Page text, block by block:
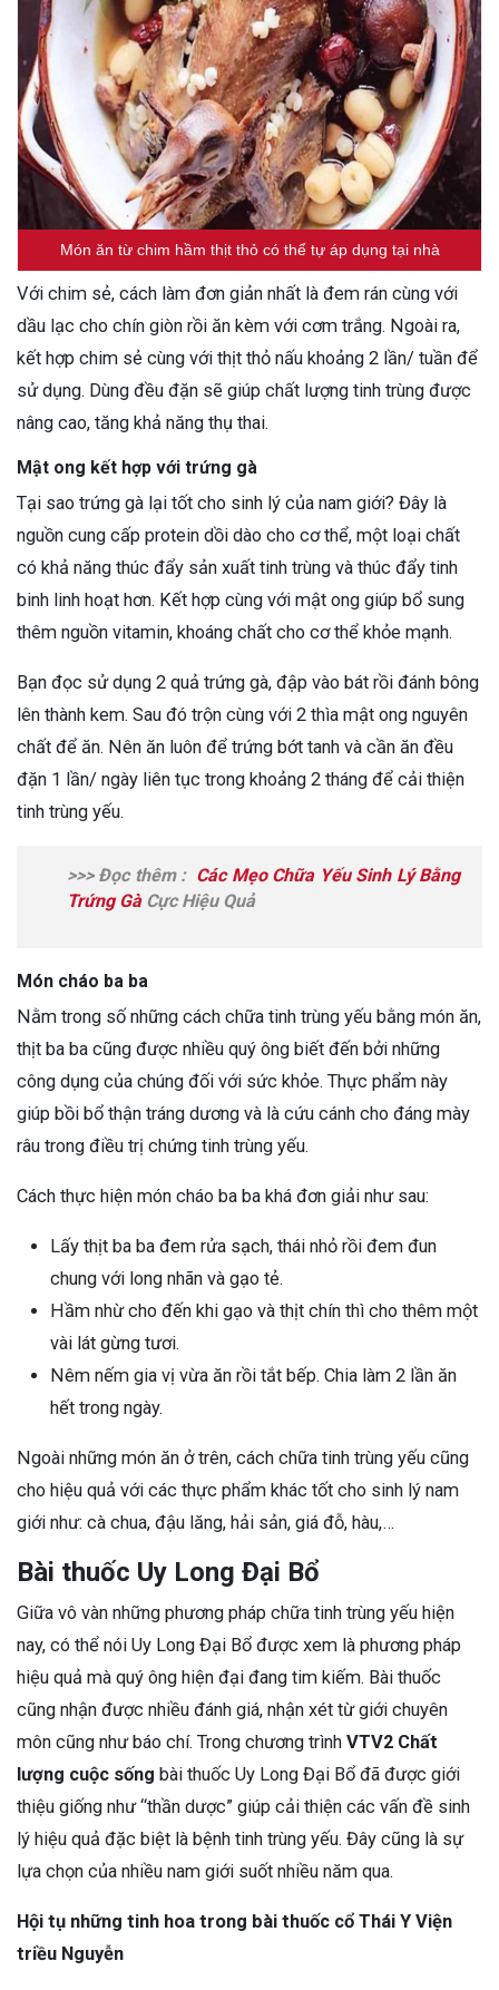
Món ăn từ chim hầm thịt thỏ có thể tự áp dụng tại nhà
Với chim sẻ, cách làm đơn giản nhất là đem rán cùng với
dầu lạc cho chín giòn rồi ăn kèm với cơm trắng. Ngoài ra,
kết hợp chim sẻ cùng với thịt thỏ nấu khoảng 2 lần/ tuần để
sử dụng. Dùng đều đặn sẽ giúp chất lượng tinh trùng được
nâng cao, tăng khả năng thụ thai.
Mật ong kết hợp với trứng gà
Tại sao trứng gà lại tốt cho sinh lý của nam giới? Đây là
nguồn cung cấp protein dồi dào cho cơ thể, một loại chất
có khả năng thúc đẩy sản xuất tinh trùng và thúc đẩy tinh
binh linh hoạt hơn. Kết hợp cùng với mật ong giúp bổ sung
thêm nguồn vitamin, khoáng chất cho cơ thể khỏe mạnh.
Bạn đọc sử dụng 2 quả trứng gà, đập vào bát rồi đánh bông
lên thành kem. Sau đó trộn cùng với 2 thìa mật ong nguyên
chất để ăn. Nên ăn luôn để trứng bớt tanh và cần ăn đều
đặn 1 lần/ ngày liên tục trong khoảng 2 tháng để cải thiện
tinh trùng yếu.
>>> Đọc thêm : Các Mẹo Chữa Yếu Sinh Lý Bằng
Trứng GàCực Hiệu Quả
Món cháo ba ba
Nằm trong số những cách chữa tinh trùng yếu bằng món ăn,
thịt ba ba cũng được nhiều quý ông biết đến bởi những
công dụng của chúng đối với sức khỏe. Thực phẩm này
giúp bồi bổ thận tráng dương và là cứu cánh cho đáng mày
râu trong điều trị chứng tinh trùng yếu.
Cách thực hiện món cháo ba ba khá đơn giải như sau:
Lấy thịt ba ba đem rửa sạch, thái nhỏ rồi đem đun
chung với long nhãn và gạo tẻ.
Hầm nhừ cho đến khi gạo và thịt chín thì cho thêm một
vài lát gừng tươi.
Nêm nếm gia vị vừa ăn rồi tắt bếp. Chia làm 2 lần ăn
hết trong ngày.
Ngoài những món ăn ở trên, cách chữa tinh trùng yếu cũng
cho hiệu quả với các thực phẩm khác tốt cho sinh lý nam
giới như: cà chua, đậu lăng, hải sản, giá đỗ, hàu,…
Bài thuốc Uy Long Đại Bổ
Giữa vô vàn những phương pháp chữa tinh trùng yếu hiện
nay, có thể nói Uy Long Đại Bổ được xem là phương pháp
hiệu quả mà quý ông hiện đại đang tim kiếm. Bài thuốc
cũng nhận được nhiều đánh giá, nhận xét từ giới chuyên
môn cũng như báo chí. Trong chương trình VTV2 Chất
lượng cuộc sống bài thuốc Uy Long Đại Bổ đã được giới
thiệu giống như “thần dược” giúp cải thiện các vấn đề sinh
lý hiệu quả đặc biệt là bệnh tinh trùng yếu. Đây cũng là sự
lựa chọn của nhiều nam giới suốt nhiều năm qua.
Hội tụ những tinh hoa trong bài thuốc cổ Thái Y Viện
triều Nguyễn